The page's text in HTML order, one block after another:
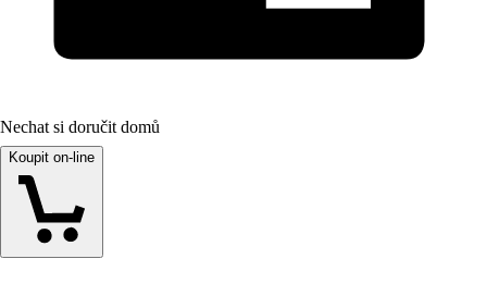
Nechat si doručit domů
Koupit on-line